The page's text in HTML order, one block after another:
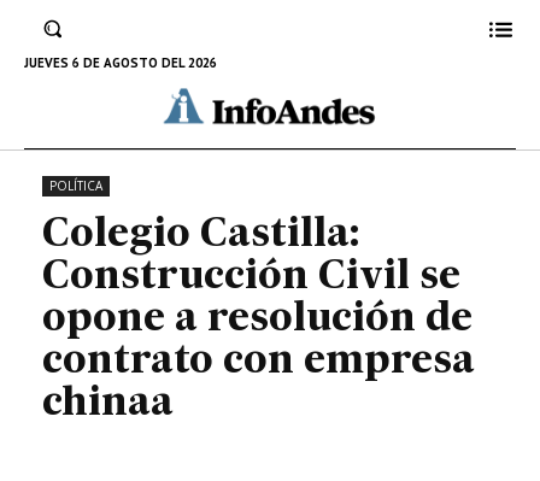
JUEVES 6 DE AGOSTO DEL 2026
Civil se opone a resolución de
contrato con empresa chinaa
14 DE DICIEMBRE DE 2023
POLÍTICA
Colegio Castilla:
Construcción Civil se
opone a resolución de
contrato con empresa
chinaa